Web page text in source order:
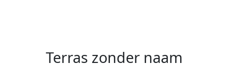
Terras zonder naam